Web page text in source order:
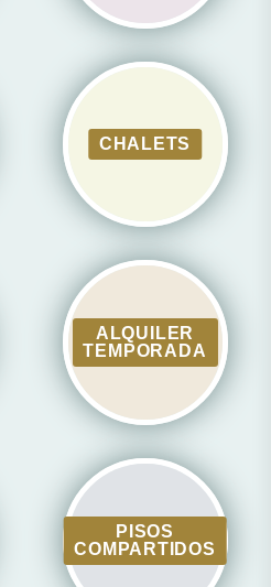
CHALETS
ALQUILER
TEMPORADA
PISOS
COMPARTIDOS